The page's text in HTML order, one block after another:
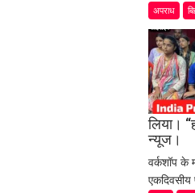
अपराध
लिया।
न्यूज।
वर्कशॉप
एकदिवसीय